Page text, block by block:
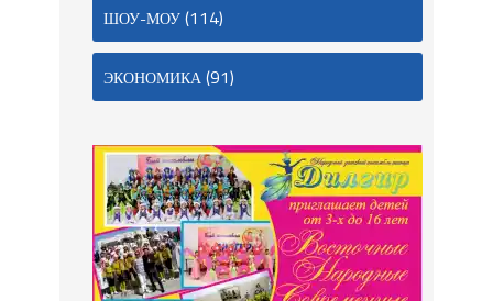
ШОУ-МОУ(114)
ЭКОНОМИКА(91)